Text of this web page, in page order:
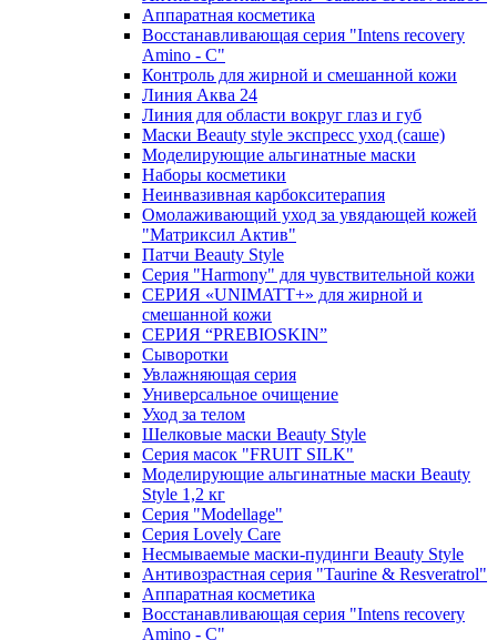
Аппаратная косметика
Восстанавливающая серия "Intens recovery
Amino - C"
Контроль для жирной и смешанной кожи
Линия Аква 24
Линия для области вокруг глаз и губ
Маски Beauty style экспресс уход (саше)
Моделирующие альгинатные маски
Наборы косметики
Неинвазивная карбокситерапия
Омолаживающий уход за увядающей кожей
"Матриксил Актив"
Патчи Beauty Style
Серия "Harmony" для чувствительной кожи
СЕРИЯ «UNIMATT+» для жирной и
смешанной кожи
СЕРИЯ “PREBIOSKIN”
Сыворотки
Увлажняющая серия
Универсальное очищение
Уход за телом
Шелковые маски Beauty Style
Серия масок "FRUIT SILK"
Моделирующие альгинатные маски Beauty
Style 1,2 кг
Серия "Modellage"
Cерия Lovely Care
Несмываемые маски-пудинги Beauty Style
Антивозрастная серия "Taurine & Resveratrol"
Аппаратная косметика
Восстанавливающая серия "Intens recovery
Amino - C"